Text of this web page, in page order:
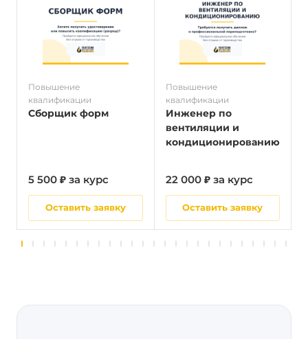
Повышение
квалификации
Сборщик форм
5 500 ₽ за курс
Оставить заявку
Повышение
квалификации
Инженер по
вентиляции и
кондиционированию
22 000 ₽ за курс
Оставить заявку